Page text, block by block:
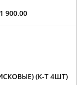
1 900.00
(К-Т 4ШТ)